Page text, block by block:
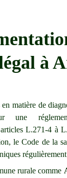
à
matière de
une
L.271-4 à
le Code de la
rurale comme